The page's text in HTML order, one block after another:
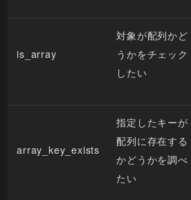
is_array
対象が配列かど
うかをチェック
したい
array_key_exists
指定したキーが
配列に存在する
かどうかを調べ
たい